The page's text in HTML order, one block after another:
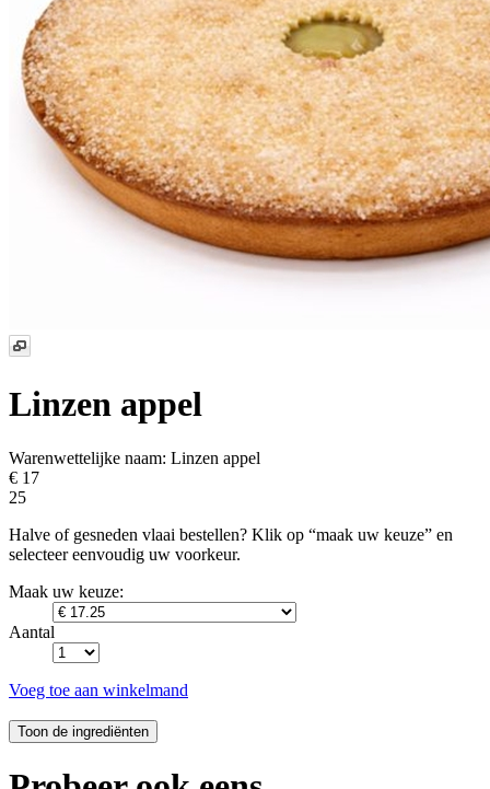
Linzen appel
Warenwettelijke naam: Linzen appel
€ 17
25
Halve of gesneden vlaai bestellen? Klik op “maak uw keuze” en
selecteer eenvoudig uw voorkeur.
Maak uw keuze:
Aantal
Voeg toe aan winkelmand